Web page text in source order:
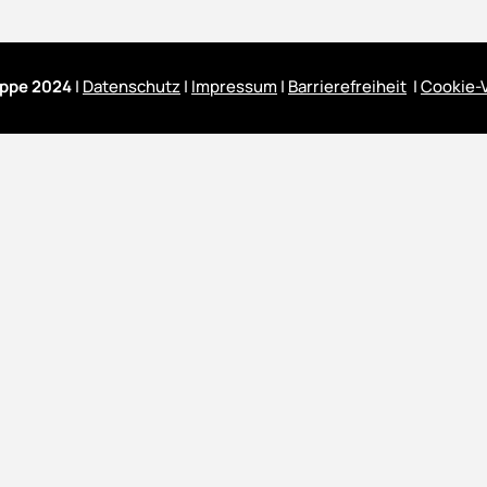
2024| Datenschutz| Impressum | Barrierefreiheit |Cookie-